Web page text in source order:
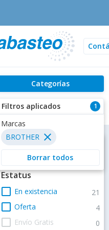
Categorías
1
Filtros aplicados
Filtros
Estatus
check_box_outline_blank En existencia 21
check_box_outline_blank Oferta 4
check_box_outline_blank Envío Gratis 0